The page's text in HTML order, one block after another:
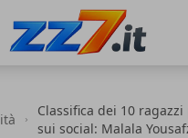
Classifica dei 10
sui social: Malala